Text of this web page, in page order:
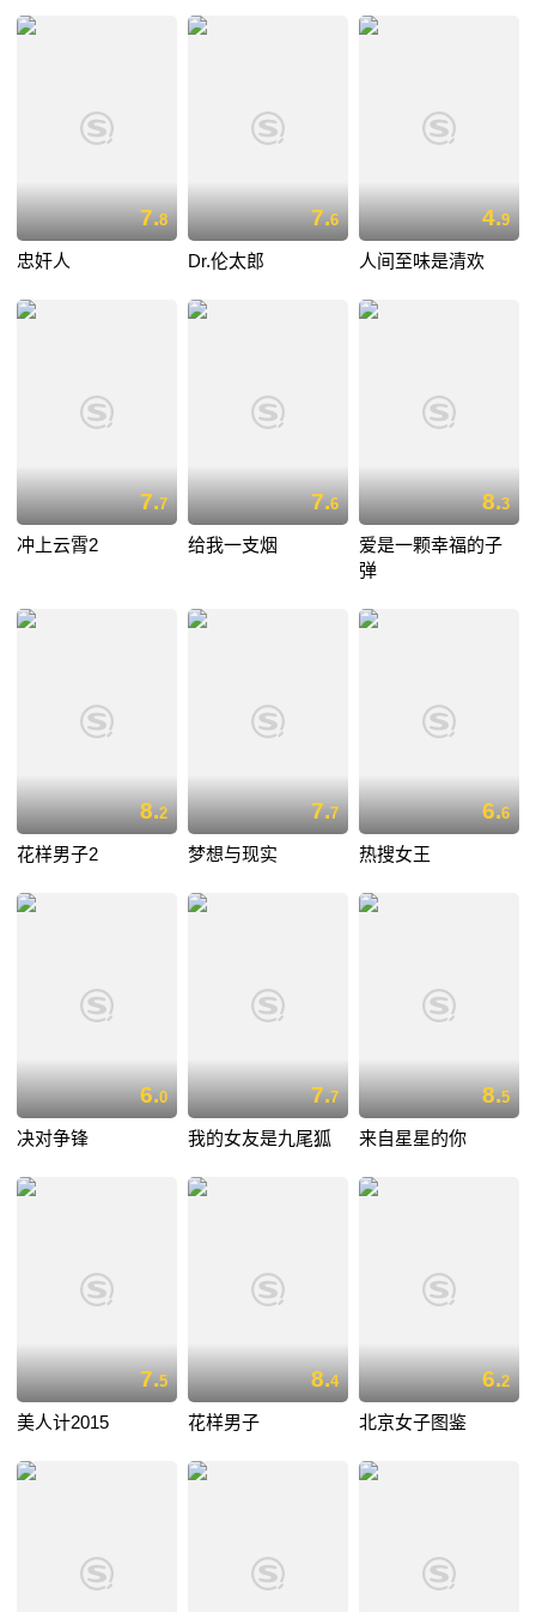
7.8
忠奸人
7.6
Dr.伦太郎
4.9
人间至味是清欢
7.7
冲上云霄2
7.6
给我一支烟
8.3
爱是一颗幸福的子
弹
8.2
花样男子2
7.7
梦想与现实
6.6
热搜女王
6.0
决对争锋
7.7
我的女友是九尾狐
8.5
来自星星的你
7.5
美人计2015
8.4
花样男子
6.2
北京女子图鉴